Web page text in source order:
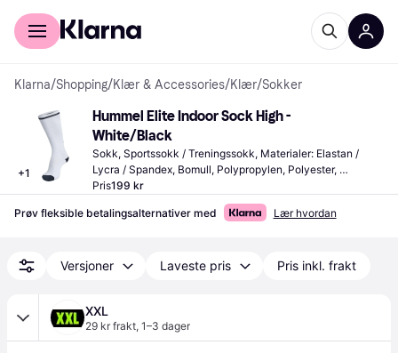
For kunder
Klarna/Shopping/Klær & Accessories/Klær/Sokker
+1
Hummel Elite Indoor Sock High -
White/Black
Sokk, Sportssokk / Treningssokk, Materialer: Elastan /
Lycra / Spandex, Bomull, Polypropylen, Polyester,
Polyamid
Pris199 kr
Prøv fleksible betalingsalternativer med Lær hvordan
Versjoner Laveste pris Pris inkl. frakt
XXL
29 kr frakt, 1–3 dager